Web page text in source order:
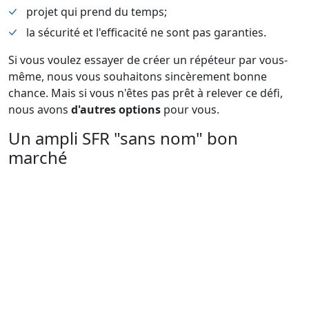
projet qui prend du temps;
la sécurité et l'efficacité ne sont pas garanties.
Si vous voulez essayer de créer un répéteur par vous-
même, nous vous souhaitons sincèrement bonne
chance. Mais si vous n'êtes pas prêt à relever ce défi,
nous avons d'autres options pour vous.
Un ampli SFR "sans nom" bon
marché